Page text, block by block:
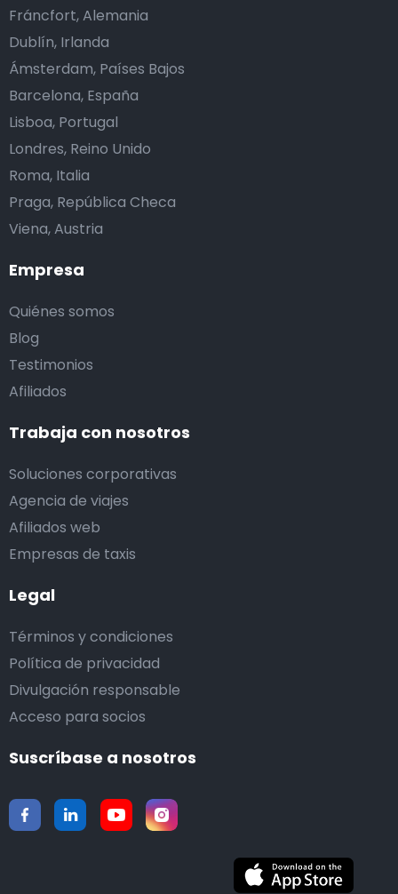
Empresa
Quiénes somos
Blog
Testimonios
Afiliados
Trabaja con nosotros
Soluciones corporativas
Agencia de viajes
Afiliados web
Empresas de taxis
Legal
Términos y condiciones
Política de privacidad
Divulgación responsable
Acceso para socios
Fráncfort, Alemania
Dublín, Irlanda
Ámsterdam, Países Bajos
Barcelona, España
Lisboa, Portugal
Londres, Reino Unido
Roma, Italia
Praga, República Checa
Viena, Austria
Suscríbase a nosotros